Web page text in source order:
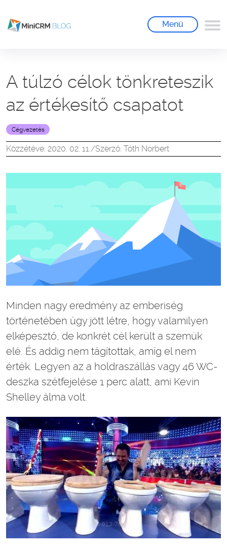
Menü
A túlzó célok tönkreteszik
az értékesítő csapatot
Cégvezetés
Közzétéve: 2020. 02. 11./Szerző: Tóth Norbert
Minden nagy eredmény az emberiség
történetében úgy jött létre, hogy valamilyen
elképesztő, de konkrét cél került a szemük
elé. És addig nem tágítottak, amíg el nem
érték. Legyen az a holdraszállás vagy 46 WC-
deszka szétfejelése 1 perc alatt, ami Kevin
Shelley álma volt.